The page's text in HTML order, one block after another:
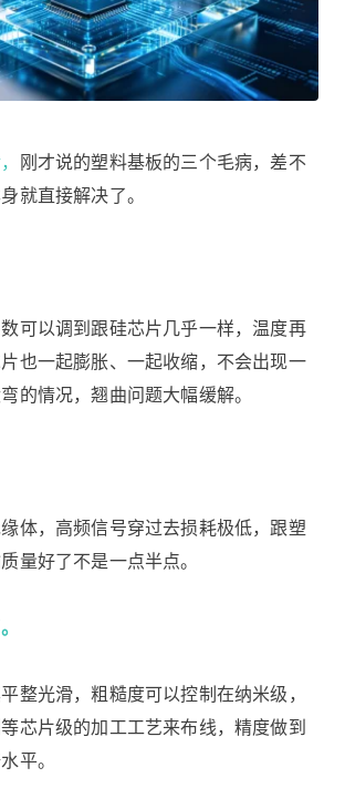
刚才说的塑料基板的三个毛病，差不
就直接解决了。
可以调到跟硅芯片几乎一样，温度再
也一起膨胀、一起收缩，不会出现一
的情况，翘曲问题大幅缓解。
体，高频信号穿过去损耗极低，跟塑
量好了不是一点半点。
整光滑，粗糙度可以控制在纳米级，
芯片级的加工工艺来布线，精度做到
平。